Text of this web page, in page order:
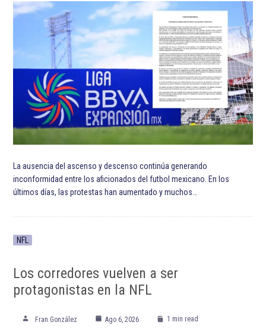
La ausencia del ascenso y descenso continúa generando
inconformidad entre los aficionados del futbol mexicano. En los
últimos días, las protestas han aumentado y muchos…
NFL
Los corredores vuelven a ser
protagonistas en la NFL
Fran González Ago 6, 2026 1 min read